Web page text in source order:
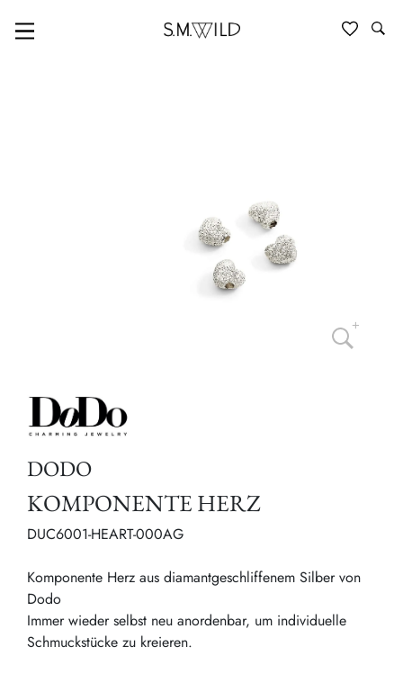
DODO
KOMPONENTE HERZ
DUC6001-HEART-000AG
Komponente Herz aus diamantgeschliffenem Silber von
Dodo
Immer wieder selbst neu anordenbar, um individuelle
Schmuckstücke zu kreieren.